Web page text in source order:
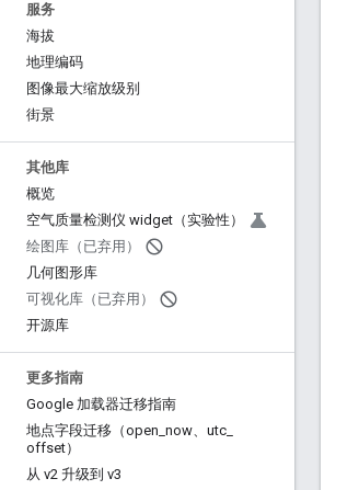
服务
海拔
地理编码
图像最大缩放级别
街景
其他库
概览
空气质量检测仪 widget（实验性）
绘图库（已弃用）
几何图形库
可视化库（已弃用）
开源库
更多指南
Google 加载器迁移指南
地点字段迁移（open now、utc
offset）
从 v2 升级到 v3